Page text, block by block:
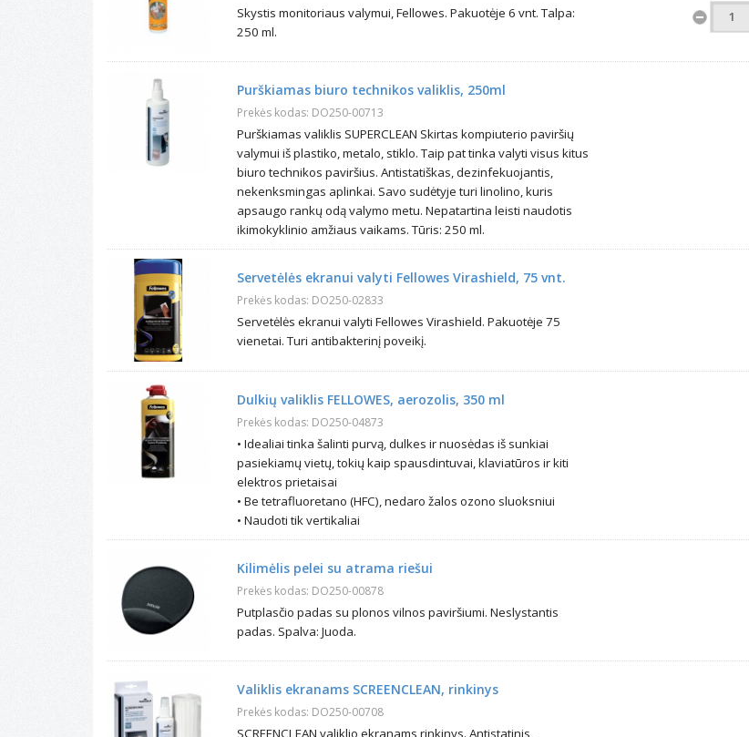
Skystis monitoriaus valymui, Fellowes. Pakuotėje 6 vnt. Talpa:
250 ml.
Purškiamas biuro technikos valiklis, 250ml
Prekės kodas: DO250-00713
Purškiamas valiklis SUPERCLEAN Skirtas kompiuterio paviršių
valymui iš plastiko, metalo, stiklo. Taip pat tinka valyti visus kitus
biuro technikos paviršius. Antistatiškas, dezinfekuojantis,
nekenksmingas aplinkai. Savo sudėtyje turi linolino, kuris
apsaugo rankų odą valymo metu. Nepatartina leisti naudotis
ikimokyklinio amžiaus vaikams. Tūris: 250 ml.
Servetėlės ekranui valyti Fellowes Virashield, 75 vnt.
Prekės kodas: DO250-02833
Servetėlės ekranui valyti Fellowes Virashield. Pakuotėje 75
vienetai. Turi antibakterinį poveikį.
Dulkių valiklis FELLOWES, aerozolis, 350 ml
Prekės kodas: DO250-04873
• Idealiai tinka šalinti purvą, dulkes ir nuosėdas iš sunkiai
pasiekiamų vietų, tokių kaip spausdintuvai, klaviatūros ir kiti
elektros prietaisai
• Be tetrafluoretano (HFC), nedaro žalos ozono sluoksniui
• Naudoti tik vertikaliai
Kilimėlis pelei su atrama riešui
Prekės kodas: DO250-00878
Putplasčio padas su plonos vilnos paviršiumi. Neslystantis
padas. Spalva: Juoda.
Valiklis ekranams SCREENCLEAN, rinkinys
Prekės kodas: DO250-00708
SCREENCLEAN valiklio ekranams rinkinys. Antistatinis,